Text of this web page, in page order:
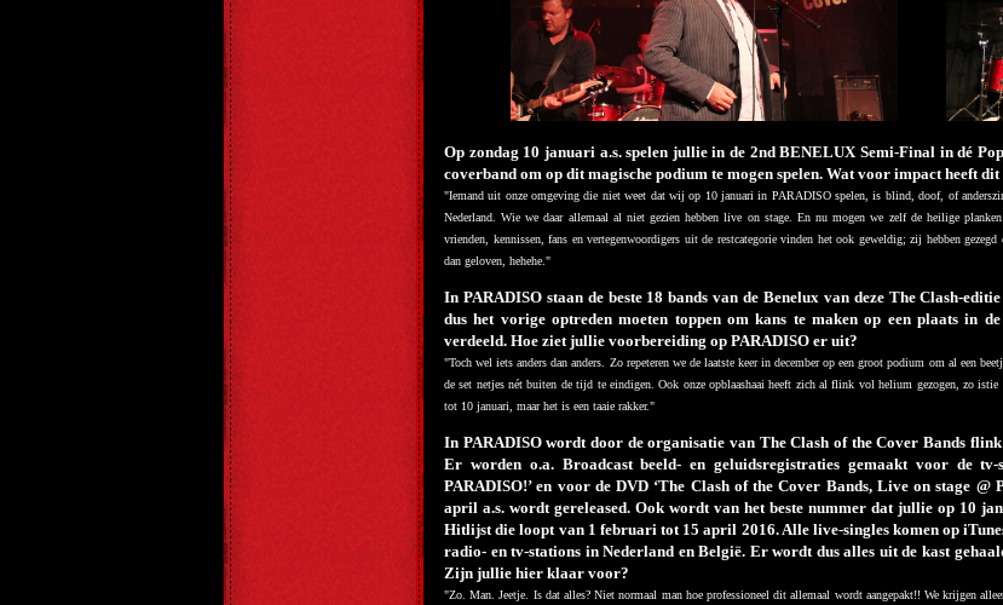
Op zondag 10 januari a.s. spelen jullie in de 2nd BENELUX Semi-Final in dé
coverband om op dit magische podium te mogen spelen. Wat voor impact heeft
"Iemand uit onze omgeving die niet weet dat wij op 10 januari in PARADISO spelen, is blind, doof, of
Nederland. Wie we daar allemaal al niet gezien hebben live on stage. En nu mogen we zelf de heilige
vrienden, kennissen, fans en vertegenwoordigers uit de restcategorie vinden het ook geweldig; zij hebben
dan geloven, hehehe."
In PARADISO staan de beste 18 bands van de Benelux van deze The Clash-
dus het vorige optreden moeten toppen om kans te maken op een plaats in
verdeeld. Hoe ziet jullie voorbereiding op PARADISO er uit?
"Toch wel iets anders dan anders. Zo repeteren we de laatste keer in december op een groot podium om al een
de set netjes nét buiten de tijd te eindigen. Ook onze opblaashaai heeft zich al flink vol helium gezogen, zo
tot 10 januari, maar het is een taaie rakker."
In PARADISO wordt door de organisatie van The Clash of the Cover Bands
Er worden o.a. Broadcast beeld- en geluidsregistraties gemaakt voor de
PARADISO!’ en voor de DVD ‘The Clash of the Cover Bands, Live on stage
april a.s. wordt gereleased. Ook wordt van het beste nummer dat jullie op 10
Hitlijst die loopt van 1 februari tot 15 april 2016. Alle live-singles komen op
radio- en tv-stations in Nederland en België. Er wordt dus alles uit de kast
Zijn jullie hier klaar voor?
"Zo. Man. Jeetje. Is dat alles? Niet normaal man hoe professioneel dit allemaal wordt aangepakt!! We krijgen